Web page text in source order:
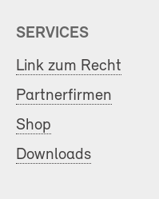
SERVICES
Link zum Recht
Partnerfirmen
Shop
Downloads